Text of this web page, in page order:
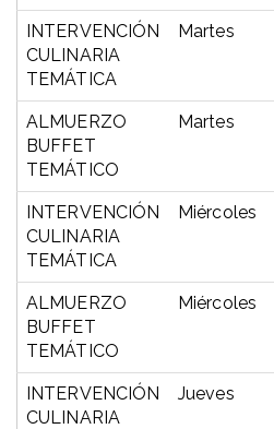
INTERVENCIÓN
CULINARIA
TEMÁTICA
Martes
ALMUERZO
BUFFET
TEMÁTICO
Martes
INTERVENCIÓN
CULINARIA
TEMÁTICA
Miércoles
ALMUERZO
BUFFET
TEMÁTICO
Miércoles
INTERVENCIÓN
CULINARIA
Jueves